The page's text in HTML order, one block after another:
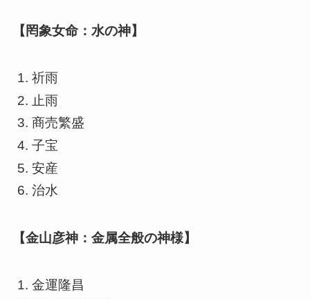
【罔象女命：水の神】
祈雨
止雨
商売繁盛
子宝
安産
治水
【金山彦神：金属全般の神様】
金運隆昌